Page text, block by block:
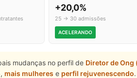
+20,0%
25 → 30 admissões
ACELERANDO
mudanças no perfil de Diretor de
, mais mulheres e perfil rejuvenescendo.